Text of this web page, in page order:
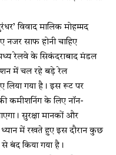
विवाद मालिक मोहम्मद
साफ होनी चाहिए
रेलवे के सिकंदराबाद मंडल
में चल रहे बड़े रेल
लिया गया है। इस रूट पर
कमीशनिंग के लिए नॉन-
सुरक्षा मानकों और
में रखते हुए इस दौरान कुछ
से बंद किया गया है।